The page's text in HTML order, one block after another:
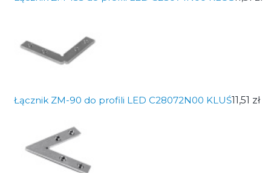
Łącznik ZM-90 do profili LED C28072N00 KLUŚ11,51 zł